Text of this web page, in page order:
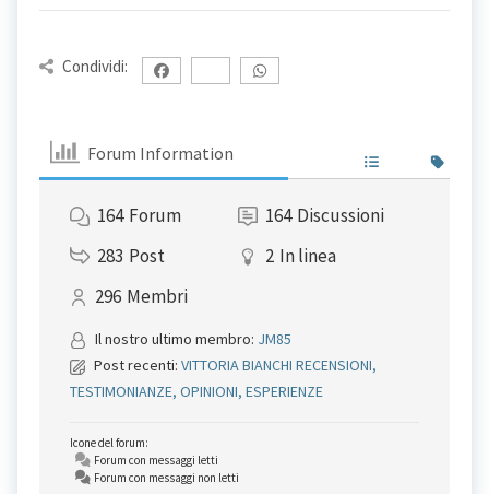
Condividi:
Forum Information
164 Forum 164 Discussioni
283 Post 2 In linea
296 Membri
Il nostro ultimo membro: JM85
Post recenti: VITTORIA BIANCHI RECENSIONI,
TESTIMONIANZE, OPINIONI, ESPERIENZE
Icone del forum:
Forum con messaggi letti
Forum con messaggi non letti